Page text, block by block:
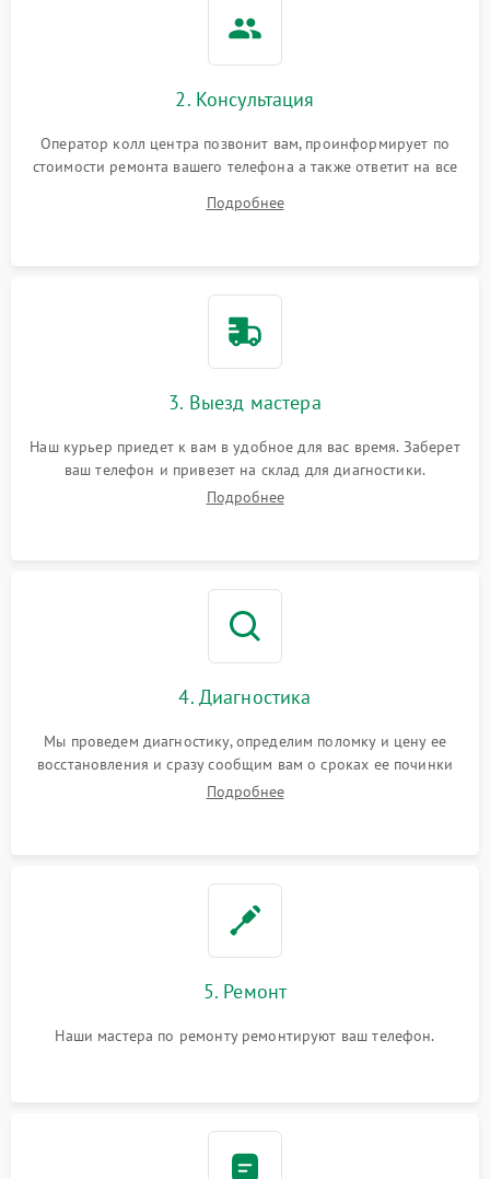
2. Консультация
Оператор колл центра позвонит вам, проинформирует по
стоимости ремонта вашего телефона а также ответит на все
Подробнее
3. Выезд мастера
Наш курьер приедет к вам в удобное для вас время. Заберет
ваш телефон и привезет на склад для диагностики.
Подробнее
4. Диагностика
Мы проведем диагностику, определим поломку и цену ее
восстановления и сразу сообщим вам о сроках ее починки
Подробнее
5. Ремонт
Наши мастера по ремонту ремонтируют ваш телефон.